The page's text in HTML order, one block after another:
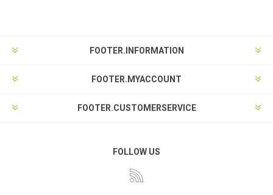
FOOTER.INFORMATION
FOOTER.MYACCOUNT
FOOTER.CUSTOMERSERVICE
FOLLOW US